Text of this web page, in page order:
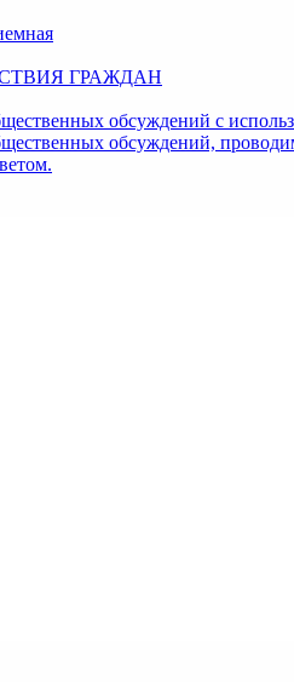
ГРАЖДАН
обсуждений с
обсуждений,